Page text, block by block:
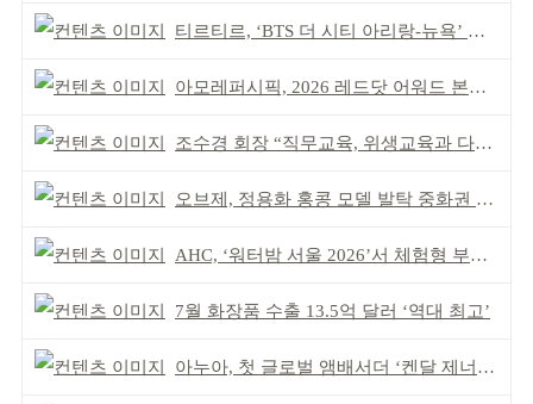
티르티르, ‘BTS 더 시티 아리랑-뉴욕’ 참여
아모레퍼시픽, 2026 레드닷 어워드 본상 2개 수상
조수경 회장 “직무교육, 위생교육과 다르다”
오브제, 정용화 홍콩 모델 발탁 중화권 공략 강화
AHC, ‘워터밤 서울 2026’서 체험형 부스 운영
7월 화장품 수출 13.5억 달러 ‘역대 최고’
아누아, 첫 글로벌 앰배서더 ‘켄달 제너’ 발탁